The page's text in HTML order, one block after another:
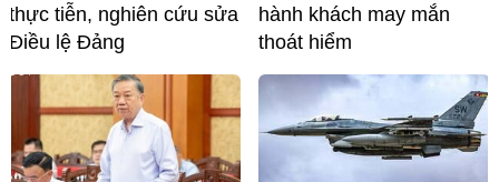
thực tiễn, nghiên cứu sửa
Điều lệ Đảng
hành khách may mắn
thoát hiểm